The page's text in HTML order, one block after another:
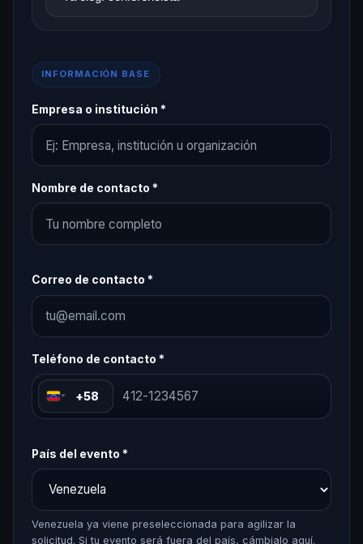
INFORMACIÓN BASE
Empresa o institución *
Nombre de contacto *
Correo de contacto *
Teléfono de contacto *
+58
País del evento *
Venezuela ya viene preseleccionada para agilizar la
solicitud. Si tu evento será fuera del país, cámbialo aquí.